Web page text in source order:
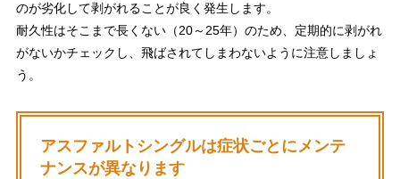
のが劣化して剥がれることが良く発生します。
耐久性はそこまで長くない（20～25年）のため、定期的に剥がれ
がないかチェックし、飛ばされてしまわないように注意しましょ
う。
アスファルトシングルは症状ごとにメンテ
ナンスが異なります